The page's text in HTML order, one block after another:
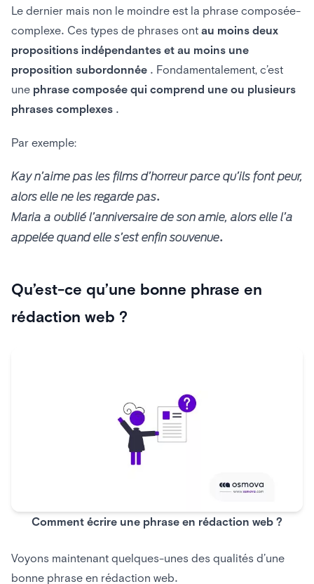
Le dernier mais non le moindre est la phrase composée-
complexe. Ces types de phrases ont au moins deux
propositions indépendantes et au moins une
proposition subordonnée . Fondamentalement, c’est
une phrase composée qui comprend une ou plusieurs
phrases complexes .
Par exemple:
Kay n’aime pas les films d’horreur parce qu’ils font peur,
alors elle ne les regarde pas.
Maria a oublié l’anniversaire de son amie, alors elle l’a
appelée quand elle s’est enfin souvenue.
Qu’est-ce qu’une bonne phrase en
rédaction web ?
Comment écrire une phrase en rédaction web ?
Voyons maintenant quelques-unes des qualités d’une
bonne phrase en rédaction web.